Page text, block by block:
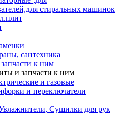
стиральных машинок
сантехника
к ним
и запчасти к ним
и газовые
и переключатели
Сушилки для рук